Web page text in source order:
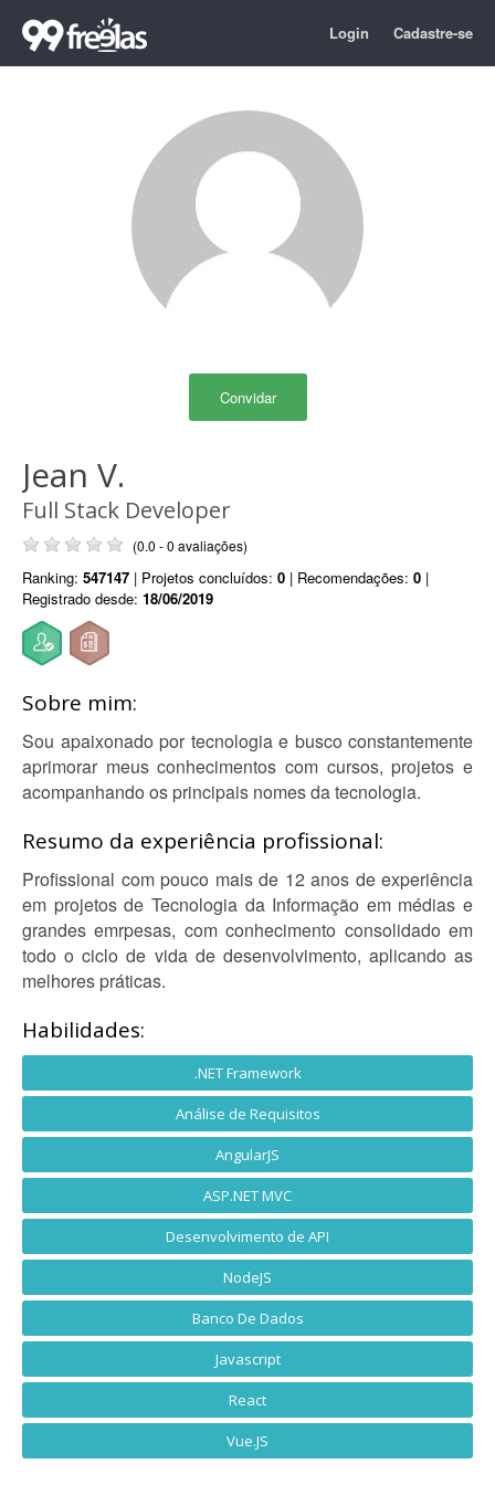
Login Cadastre-se
Convidar
Jean V.
Full Stack Developer
(0.0 - 0 avaliações)
Ranking: 547147 | Projetos concluídos: 0 | Recomendações: 0 |
Registrado desde: 18/06/2019
Sobre mim:
Sou apaixonado por tecnologia e busco constantemente
aprimorar meus conhecimentos com cursos, projetos e
acompanhando os principais nomes da tecnologia.
Resumo da experiência profissional:
Profissional com pouco mais de 12 anos de experiência
em projetos de Tecnologia da Informação em médias e
grandes emrpesas, com conhecimento consolidado em
todo o ciclo de vida de desenvolvimento, aplicando as
melhores práticas.
Habilidades:
.NET Framework
Análise de Requisitos
AngularJS
ASP.NET MVC
Desenvolvimento de API
NodeJS
Banco De Dados
Javascript
React
Vue.JS